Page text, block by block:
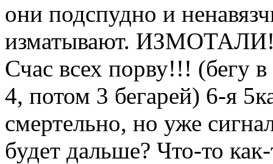
они подспудно и
изматывают.
Счас всех порву!!! (бегу
4, потом 3 бегарей) 6-я
смертельно, но уже
будет дальше? Что-то